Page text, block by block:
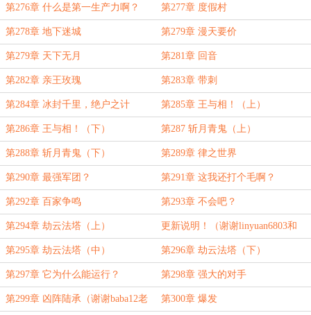
第276章 什么是第一生产力啊？ 第277章 度假村
第278章 地下迷城 第279章 漫天要价
第279章 天下无月 第281章 回音
第282章 亲王玫瑰 第283章 带刺
第284章 冰封千里，绝户之计 第285章 王与相！（上）
第286章 王与相！（下） 第287 斩月青鬼（上）
第288章 斩月青鬼（下） 第289章 律之世界
第290章 最强军团？ 第291章 这我还打个毛啊？
第292章 百家争鸣 第293章 不会吧？
第294章 劫云法塔（上） 更新说明！（谢谢linyuan6803和
mel老板的万赏）
第295章 劫云法塔（中） 第296章 劫云法塔（下）
第297章 它为什么能运行？ 第298章 强大的对手
第299章 凶阵陆承（谢谢baba12老 第300章 爆发